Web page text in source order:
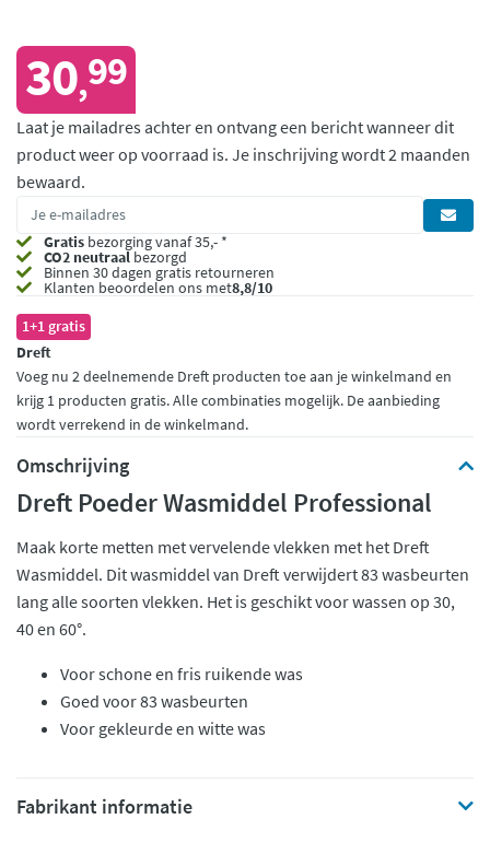
30,99
Laat je mailadres achter en ontvang een bericht wanneer dit
product weer op voorraad is. Je inschrijving wordt 2 maanden
bewaard.
Gratis bezorging vanaf 35,- *
CO2 neutraalbezorgd
Binnen 30 dagen gratis retourneren
Klanten beoordelen ons met8,8/10
1+1 gratis
Dreft
Voeg nu 2 deelnemende Dreft producten toe aan je winkelmand en
krijg 1 producten gratis. Alle combinaties mogelijk. De aanbieding
wordt verrekend in de winkelmand.
Omschrijving
Dreft Poeder Wasmiddel Professional
Maak korte metten met vervelende vlekken met het Dreft
Wasmiddel. Dit wasmiddel van Dreft verwijdert 83 wasbeurten
lang alle soorten vlekken. Het is geschikt voor wassen op 30,
40 en 60°.
Voor schone en fris ruikende was
Goed voor 83 wasbeurten
Voor gekleurde en witte was
Fabrikant informatie